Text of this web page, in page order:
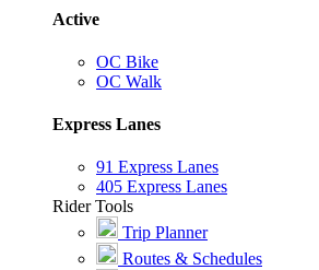
Active
OC Bike
OC Walk
Express Lanes
91 Express Lanes
405 Express Lanes
Rider Tools
Trip Planner
Routes & Schedules